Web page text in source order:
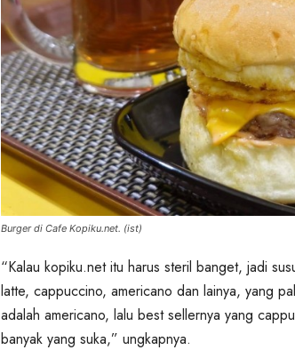
Burger di Cafe Kopiku.net. (ist)
“Kalau kopiku.net itu harus steril banget, jadi
latte, cappuccino, americano dan lainya, yang
adalah americano, lalu best sellernya yang
banyak yang suka,” ungkapnya.